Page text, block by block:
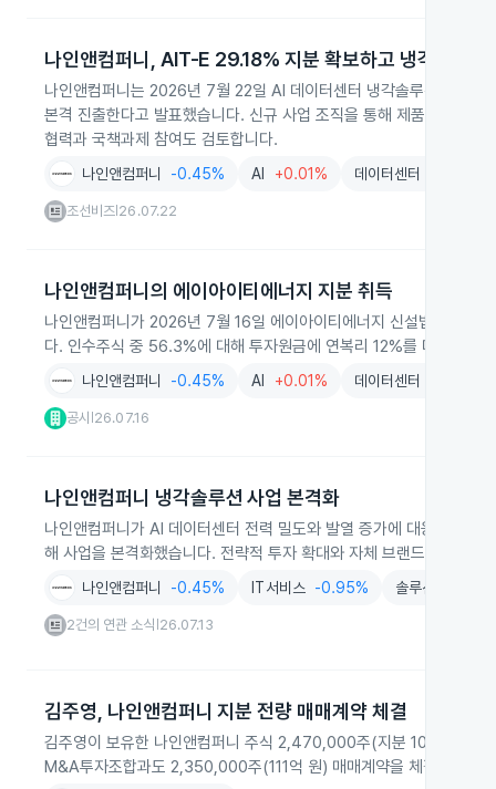
나인앤컴퍼니, AIT-E 29.18% 지분 확보하고 냉각사업 진
나인앤컴퍼니는 2026년 7월 22일 AI 데이터센터 냉각솔루션 전문
본격 진출한다고 발표했습니다. 신규 사업 조직을 통해 제품 개발과
협력과 국책과제 참여도 검토합니다.
나인앤컴퍼니 -0.45% AI +0.01% 데이터센터
조선비즈 26.07.22
나인앤컴퍼니의 에이아이티에너지 지분 취득
나인앤컴퍼니가 2026년 7월 16일 에이아이티에너지 신설법인 주식
다. 인수주식 중 56.3%에 대해 투자원금에 연복리 12%를 더한 금액
나인앤컴퍼니 -0.45% AI +0.01% 데이터센터
공시 26.07.16
나인앤컴퍼니 냉각솔루션 사업 본격화
나인앤컴퍼니가 AI 데이터센터 전력 밀도와 발열 증가에 대응해 냉각
해 사업을 본격화했습니다. 전략적 투자 확대와 자체 브랜드 제품 출
나인앤컴퍼니 -0.45% IT서비스 -0.95% 솔루션
2건의 연관 소식 26.07.13
김주영, 나인앤컴퍼니 지분 전량 매매계약 체결
김주영이 보유한 나인앤컴퍼니 주식 2,470,000주(지분 10.90%)를
M&A투자조합과도 2,350,000주(111억 원) 매매계약을 체결했다